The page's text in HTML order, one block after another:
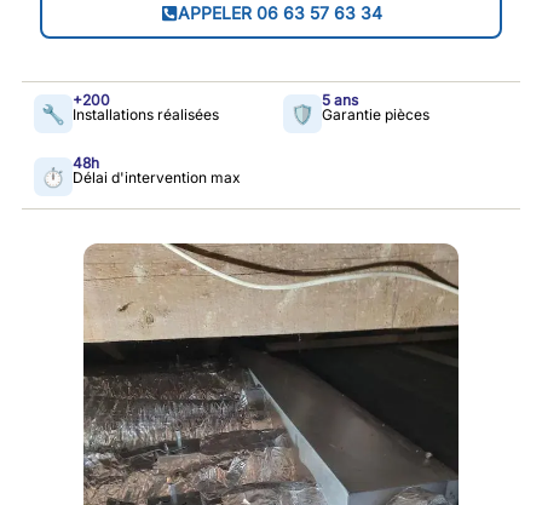
APPELER 06 63 57 63 34
🔧
+200
Installations réalisées
🛡️
5 ans
Garantie pièces
⏱
48h​
Délai d'intervention max